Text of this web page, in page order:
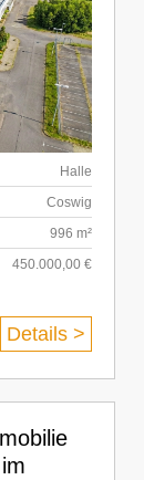
Halle
Coswig
996 m²
450.000,00 €
Details >